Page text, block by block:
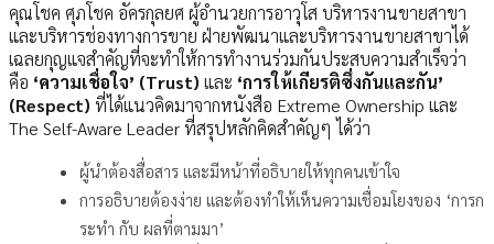
คุณโชค ศุภโชค อัครกุลยศ ผู้อำนวยการอาวุโส บริหารงานขายสาขา
และบริหารช่องทางการขาย ฝ่ายพัฒนาและบริหารงานขายสาขาได้
เฉลยกุญแจสำคัญที่จะทำให้การทำงานร่วมกันประสบความสำเร็จว่า
คือ ‘ความเชื่อใจ’ (Trust) และ ‘การให้เกียรติซึ่งกันและกัน’
(Respect) ที่ได้แนวคิดมาจากหนังสือ Extreme Ownership และ
The Self-Aware Leader ที่สรุปหลักคิดสำคัญๆ ได้ว่า
ผู้นำต้องสื่อสาร และมีหน้าที่อธิบายให้ทุกคนเข้าใจ
การอธิบายต้องง่าย และต้องทำให้เห็นความเชื่อมโยงของ ‘การก
ระทำ กับ ผลที่ตามมา’